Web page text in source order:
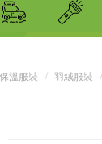
保溫服裝 羽絨服裝